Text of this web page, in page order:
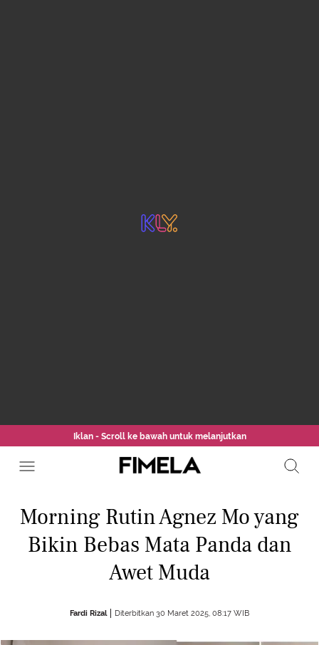
Iklan - Scroll ke bawah untuk melanjutkan
Morning Rutin Agnez Mo yang
Bikin Bebas Mata Panda dan
Awet Muda
Fardi Rizal Diterbitkan 30 Maret 2025, 08:17 WIB